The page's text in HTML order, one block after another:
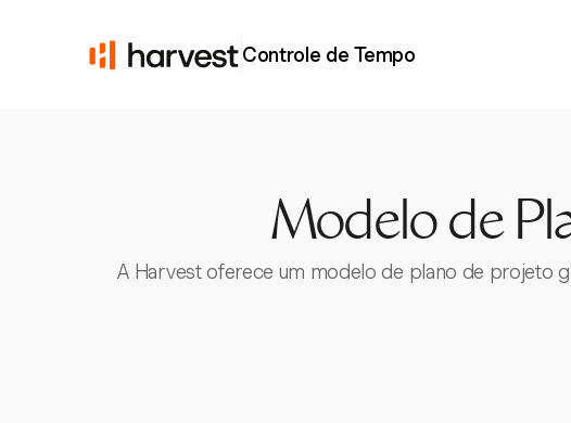
Controle de Tempo
Modelo de
A Harvest oferece um modelo de plano de projeto